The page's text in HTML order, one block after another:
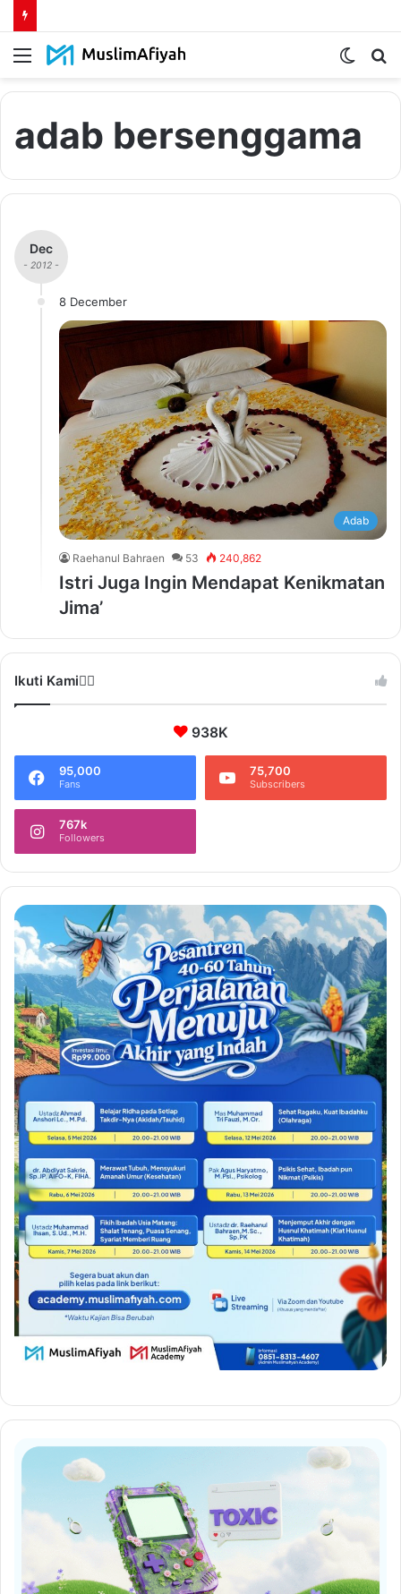
Menu
Switch
adab bersenggama
Dec
- 2012 -
8 December
Adab
Raehanul Bahraen 53 240,862
Istri Juga Ingin Mendapat Kenikmatan
Jima’
Ikuti Kami❤️‍🔥
938K
95,000
Fans
75,700
Subscribers
767k
Followers